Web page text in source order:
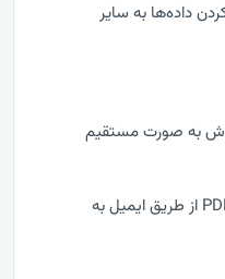
داده‌ها به سایر
به صورت مستقیم
ارسال فرم به صورت فایل PDF از طریق ایمیل به